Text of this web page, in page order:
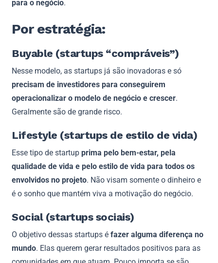
para o negócio.
Por estratégia:
Buyable (startups “compráveis”)
Nesse modelo, as startups já são inovadoras e só
precisam de investidores para conseguirem
operacionalizar o modelo de negócio e crescer.
Geralmente são de grande risco.
Lifestyle (startups de estilo de vida)
Esse tipo de startup prima pelo bem-estar, pela
qualidade de vida e pelo estilo de vida para todos os
envolvidos no projeto. Não visam somente o dinheiro e
é o sonho que mantém viva a motivação do negócio.
Social (startups sociais)
O objetivo dessas startups é fazer alguma diferença no
mundo. Elas querem gerar resultados positivos para as